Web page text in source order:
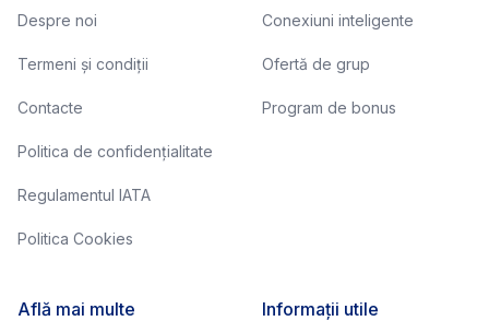
Despre noi
Termeni și condiții
Contacte
Politica de confidențialitate
Regulamentul IATA
Politica Cookies
Conexiuni inteligente
Ofertă de grup
Program de bonus
Află mai multe Informații utile